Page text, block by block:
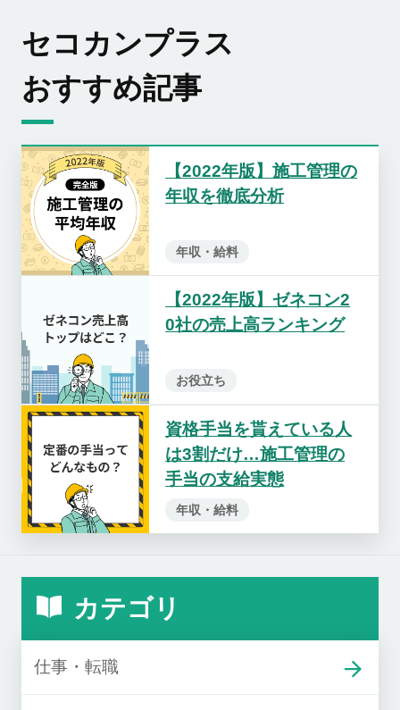
セコカンプラス
おすすめ記事
【2022年版】施工管理の
年収を徹底分析
年収・給料
【2022年版】ゼネコン2
0社の売上高ランキング
お役立ち
資格手当を貰えている人
は3割だけ…施工管理の
手当の支給実態
年収・給料
カテゴリ
仕事・転職